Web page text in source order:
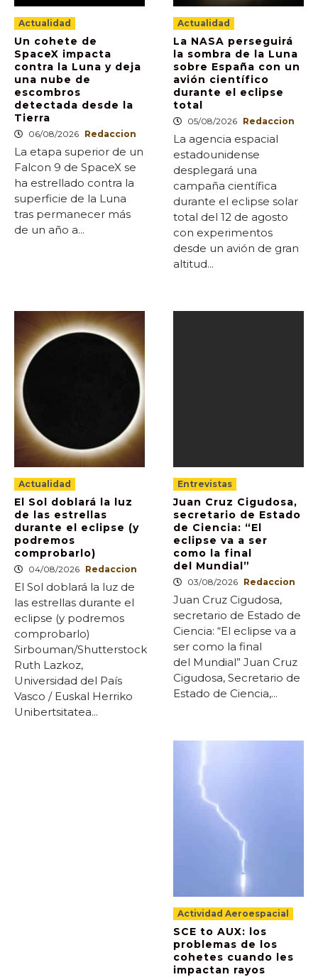
Actualidad
Un cohete de
SpaceX impacta
contra la Luna y deja
una nube de
escombros
detectada desde la
Tierra
06/08/2026 Redaccion
La etapa superior de un
Falcon 9 de SpaceX se
ha estrellado contra la
superficie de la Luna
tras permanecer más
de un año a...
Actualidad
La NASA perseguirá
la sombra de la Luna
sobre España con un
avión científico
durante el eclipse
total
05/08/2026 Redaccion
La agencia espacial
estadounidense
desplegará una
campaña científica
durante el eclipse solar
total del 12 de agosto
con experimentos
desde un avión de gran
altitud...
Actualidad
El Sol doblará la luz
de las estrellas
durante el eclipse (y
podremos
comprobarlo)
04/08/2026 Redaccion
El Sol doblará la luz de
las estrellas durante el
eclipse (y podremos
comprobarlo)
Sirbouman/Shutterstock
Ruth Lazkoz,
Universidad del País
Vasco / Euskal Herriko
Unibertsitatea...
Entrevistas
Juan Cruz Cigudosa,
secretario de Estado
de Ciencia: “El
eclipse va a ser
como la final
del Mundial”
03/08/2026 Redaccion
Juan Cruz Cigudosa,
secretario de Estado de
Ciencia: “El eclipse va a
ser como la final
del Mundial” Juan Cruz
Cigudosa, Secretario de
Estado de Ciencia,...
Actividad Aeroespacial
SCE to AUX: los
problemas de los
cohetes cuando les
impactan rayos